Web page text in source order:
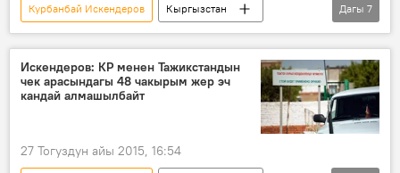
Курбанбай Искендеров
Кыргызстан
Коом
Видео
Жаңылыктар
Өзбекстан КР менен болгон чек арасына БТРлерди жайгаштырды
Ала-Бука району
Аксы
Дагы 7
Искендеров: КР менен Тажикстандын
чек арасындагы 48 чакырым жер эч
кандай алмашылбайт
27 Тогуздун айы 2015, 16:54